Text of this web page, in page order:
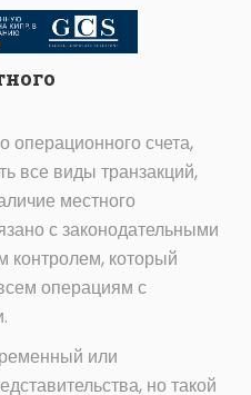
операционного счета,
все виды транзакций,
местного
с законодательными
контролем, который
операциям с
или
но такой